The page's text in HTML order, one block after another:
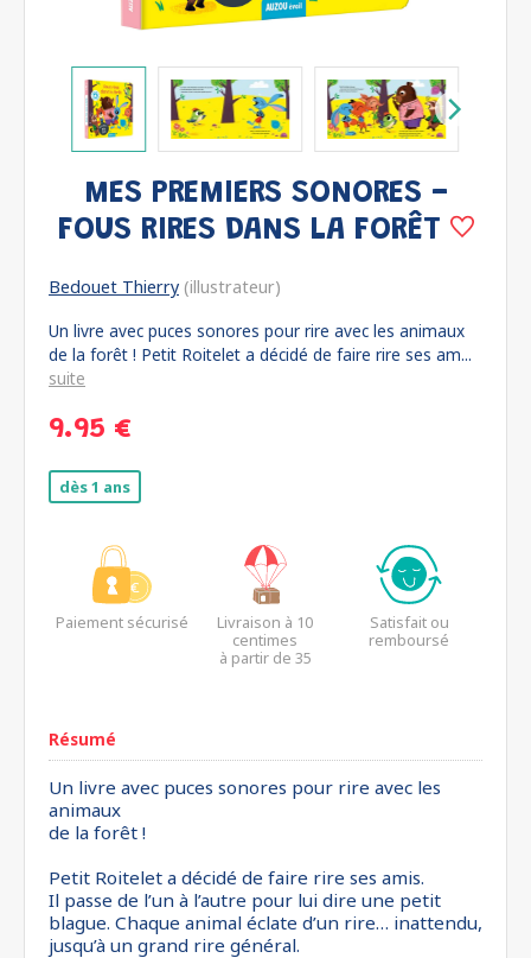
MES PREMIERS SONORES -
FOUS RIRES DANS LA FORÊT
Bedouet Thierry (illustrateur)
Un livre avec puces sonores pour rire avec les animaux
de la forêt ! Petit Roitelet a décidé de faire rire ses am...
suite
9.95 €
dès 1 ans
Paiement sécurisé
Livraison à 10
centimes
à partir de 35
Satisfait ou
remboursé
Résumé
Un livre avec puces sonores pour rire avec les
animaux
de la forêt !
Petit Roitelet a décidé de faire rire ses amis.
Il passe de l’un à l’autre pour lui dire une petit
blague. Chaque animal éclate d’un rire… inattendu,
jusqu’à un grand rire général.